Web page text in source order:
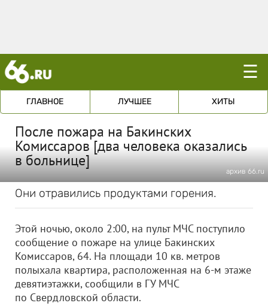
☰
ГЛАВНОЕ ЛУЧШЕЕ ХИТЫ
После пожара на Бакинских
Комиссаров [два человека оказались
в больнице]
архив 66.ru
Они отравились продуктами горения.
Этой ночью, около 2:00, на пульт МЧС поступило
сообщение о пожаре на улице Бакинских
Комиссаров, 64. На площади 10 кв. метров
полыхала квартира, расположенная на 6-м этаже
девятиэтажки, сообщили в ГУ МЧС
по Свердловской области.